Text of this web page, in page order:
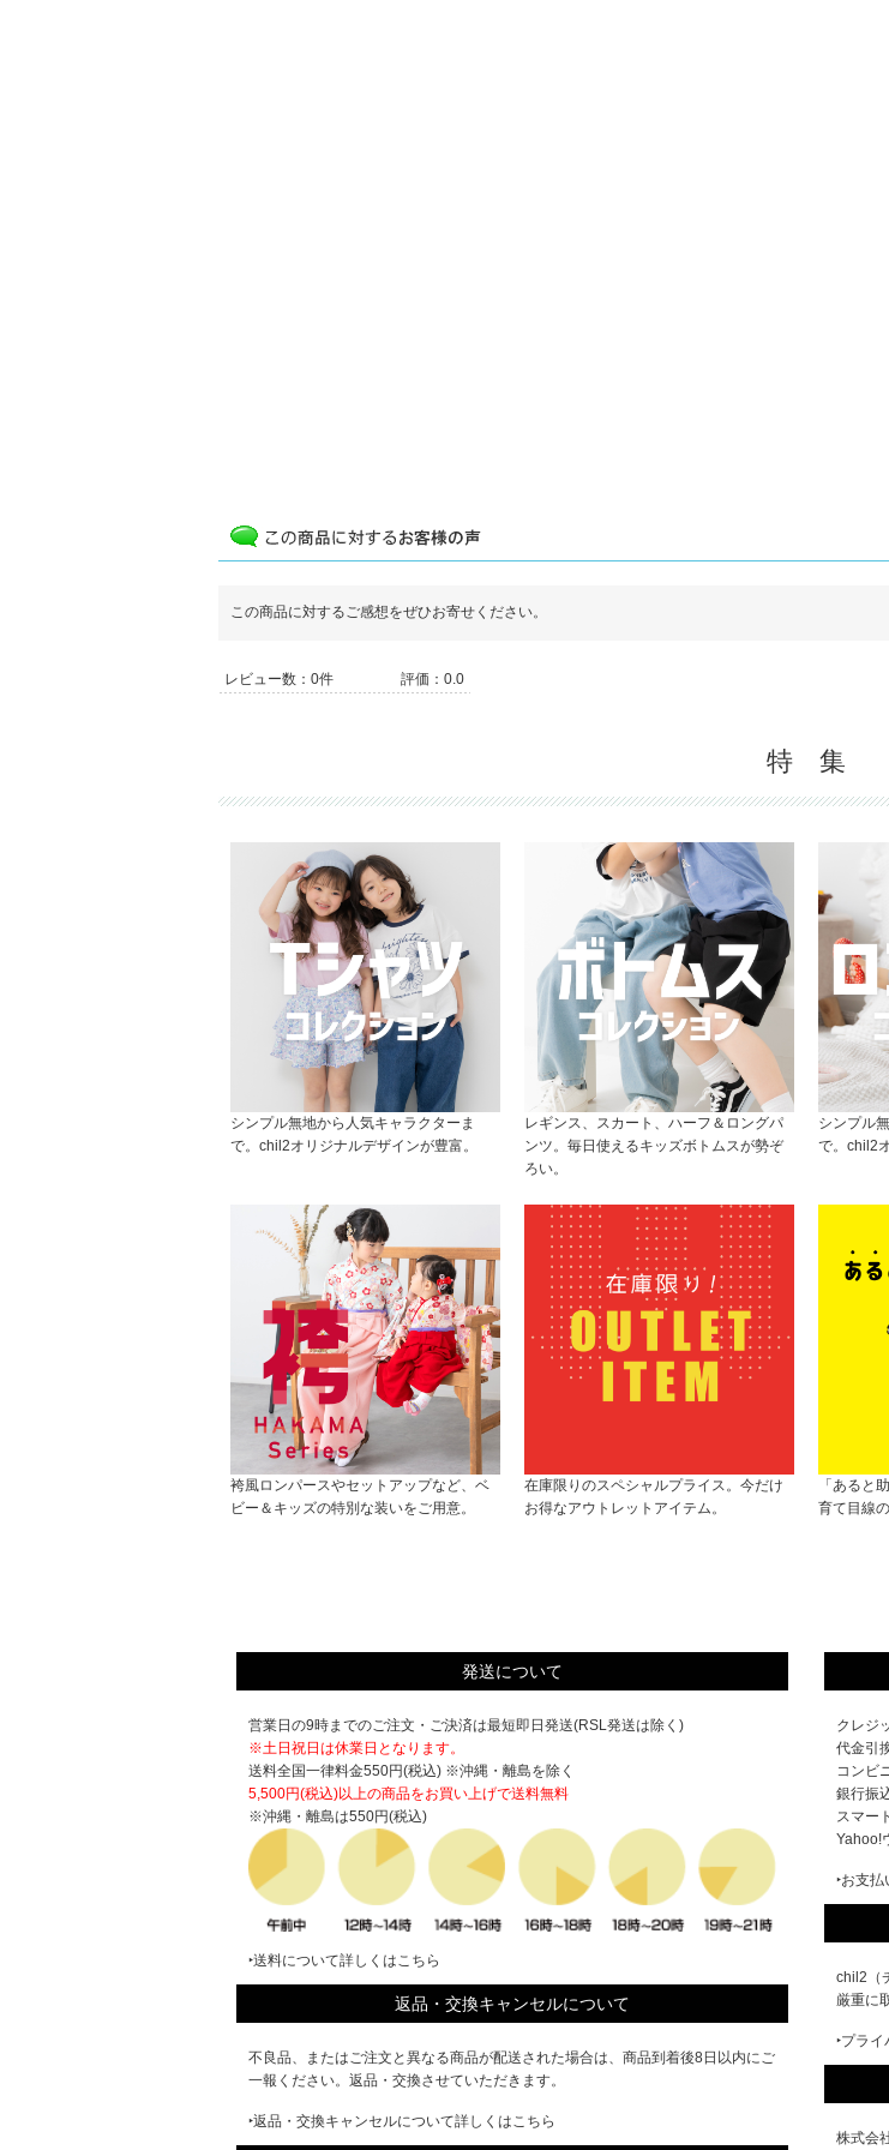
この商品に対するご感想をぜひお寄せください。
レビュー数：0件 評価：0.0
特 集
シンプル無地から人気キャラクターま
で。chil2オリジナルデザインが豊富。
レギンス、スカート、ハーフ＆ロングパ
ンツ。毎日使えるキッズボトムスが勢ぞ
ろい。
シンプル
で。chil2
袴風ロンパースやセットアップなど、ベ
ビー＆キッズの特別な装いをご用意。
在庫限りのスペシャルプライス。今だけ
お得なアウトレットアイテム。
「あると
育て目線
発送について
営業日の9時までのご注文・ご決済は最短即日発送(RSL発送は除く)
※土日祝日は休業日となります。
送料全国一律料金550円(税込) ※沖縄・離島を除く
5,500円(税込)以上の商品をお買い上げで送料無料
※沖縄・離島は550円(税込)
‣送料について詳しくはこちら
返品・交換キャンセルについて
不良品、またはご注文と異なる商品が配送された場合は、商品到着後8日以内にご
一報ください。返品・交換させていただきます。
‣返品・交換キャンセルについて詳しくはこちら
クレジ
代金引
コンビ
銀行振
スマー
Yahoo!
‣お支
chil2（
厳重に
‣プラ
株式会